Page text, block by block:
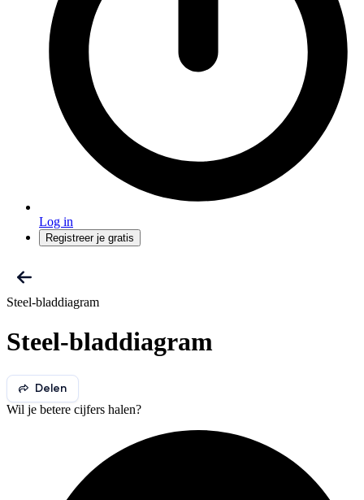
Log in
Registreer je gratis
Steel-bladdiagram
Steel-bladdiagram
Delen
Wil je betere cijfers halen?